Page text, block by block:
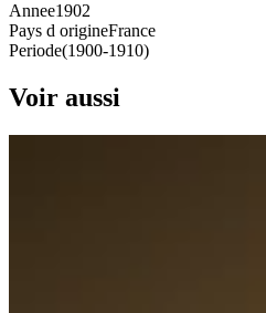
Annee1902
Pays d origineFrance
Periode(1900-1910)
Voir aussi